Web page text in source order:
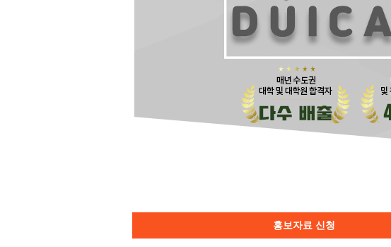
홍보자료 신청